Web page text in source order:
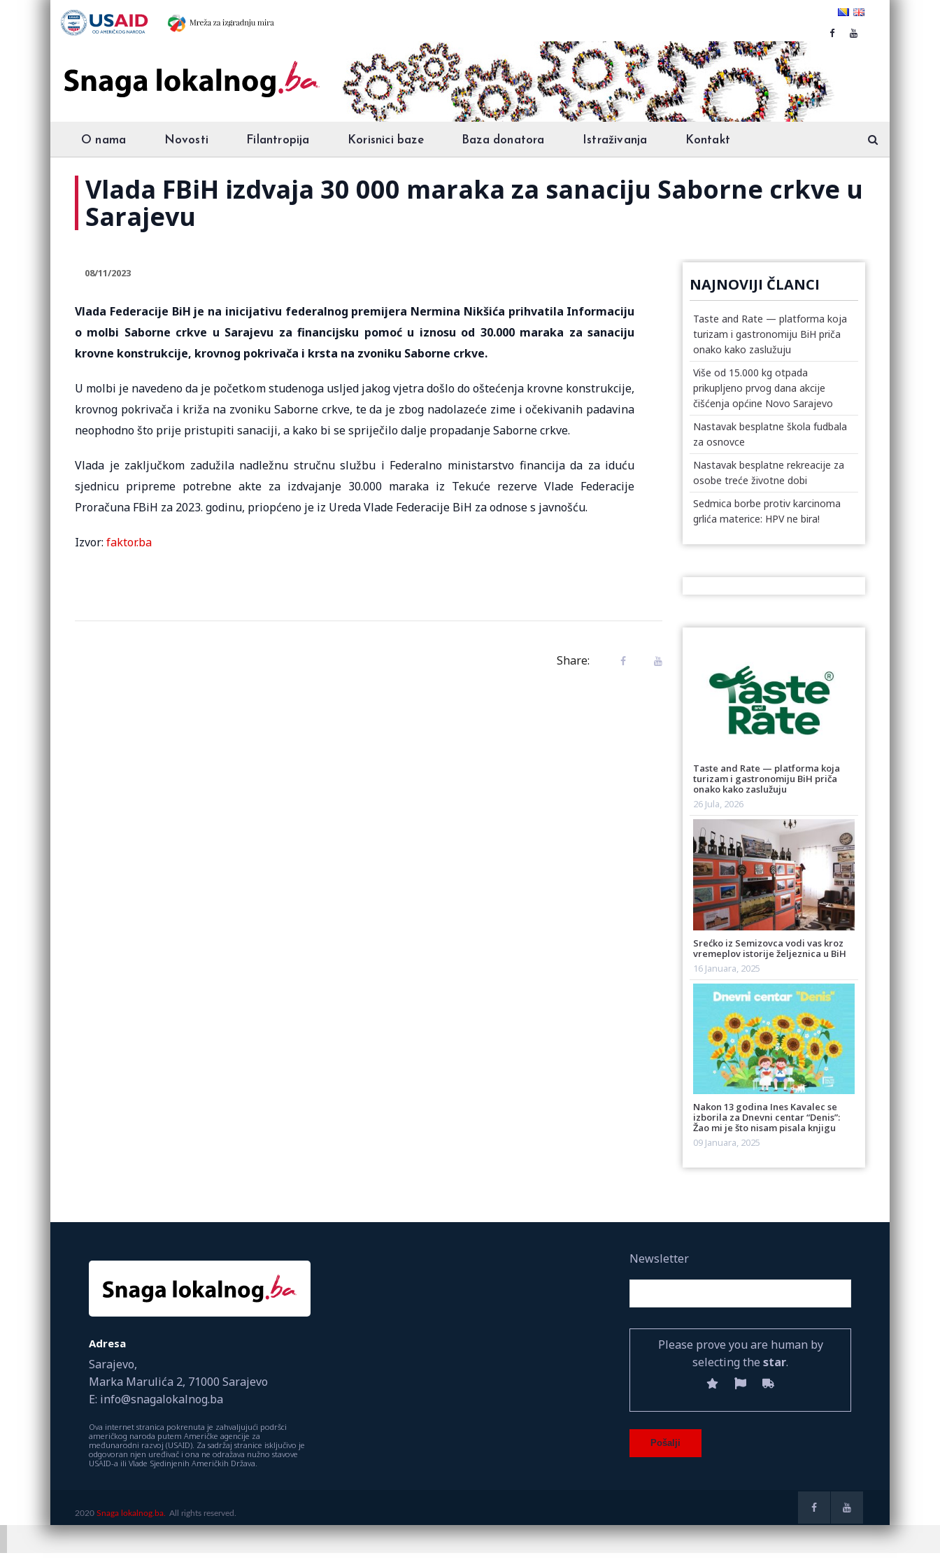
O nama Novosti Filantropija Korisnici baze Baza donatora Istraživanja Kontakt
Vlada FBiH izdvaja 30 000 maraka za sanaciju Saborne crkve u
Sarajevu
08/11/2023
Vlada Federacije BiH je na inicijativu federalnog premijera Nermina Nikšića prihvatila Informaciju
o molbi Saborne crkve u Sarajevu za financijsku pomoć u iznosu od 30.000 maraka za sanaciju
krovne konstrukcije, krovnog pokrivača i krsta na zvoniku Saborne crkve.
U molbi je navedeno da je početkom studenoga usljed jakog vjetra došlo do oštećenja krovne konstrukcije,
krovnog pokrivača i križa na zvoniku Saborne crkve, te da je zbog nadolazeće zime i očekivanih padavina
neophodno što prije pristupiti sanaciji, a kako bi se spriječilo dalje propadanje Saborne crkve.
Vlada je zaključkom zadužila nadležnu stručnu službu i Federalno ministarstvo financija da za iduću
sjednicu pripreme potrebne akte za izdvajanje 30.000 maraka iz Tekuće rezerve Vlade Federacije
Proračuna FBiH za 2023. godinu, priopćeno je iz Ureda Vlade Federacije BiH za odnose s javnošću.
Izvor: faktor.ba
Share:
NAJNOVIJI ČLANCI
Taste and Rate — platforma koja
turizam i gastronomiju BiH priča
onako kako zaslužuju
Više od 15.000 kg otpada
prikupljeno prvog dana akcije
čišćenja općine Novo Sarajevo
Nastavak besplatne škola fudbala
za osnovce
Nastavak besplatne rekreacije za
osobe treće životne dobi
Sedmica borbe protiv karcinoma
grlića materice: HPV ne bira!
Taste and Rate — platforma koja
turizam i gastronomiju BiH priča
onako kako zaslužuju
26 Jula, 2026
Srećko iz Semizovca vodi vas kroz
vremeplov istorije željeznica u BiH
16 Januara, 2025
Nakon 13 godina Ines Kavalec se
izborila za Dnevni centar “Denis”:
Žao mi je što nisam pisala knjigu
09 Januara, 2025
Adresa
Sarajevo,
Marka Marulića 2, 71000 Sarajevo
E: info@snagalokalnog.ba
Ova internet stranica pokrenuta je zahvaljujući podršci
američkog naroda putem Američke agencije za
međunarodni razvoj (USAID). Za sadržaj stranice isključivo je
odgovoran njen uređivač i ona ne odražava nužno stavove
USAID-a ili Vlade Sjedinjenih Američkih Država.
Newsletter
Please prove you are human by
selecting the star.
2020 Snaga lokalnog.ba. All rights reserved.